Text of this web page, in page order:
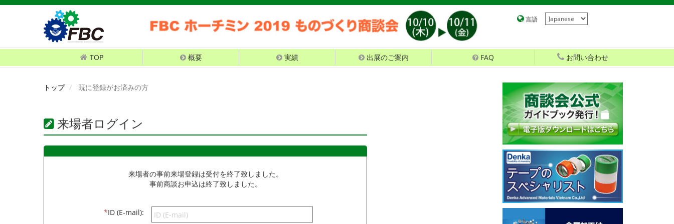
言語
TOP 概要 実績 出展のご案内 FAQ お問い合わせ
トップ 既に登録がお済みの方
来場者ログイン
来場者の事前来場登録は受付を終了致しました。
事前商談お申込は終了致しました。
*ID (E-mail):